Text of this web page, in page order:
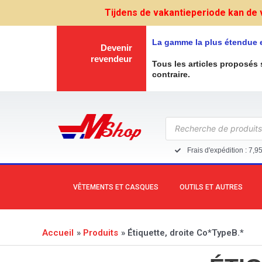
Tijdens de vakantieperiode kan
Devenir
revendeur
La gamme la plus étendue
Tous les articles
contraire.
Recherche
de
produits
Frais d'expédition :
VÊTEMENTS ET CASQUES OUTILS ET AUTRES
Accueil Produits Étiquette, droite Co*TypeB.*